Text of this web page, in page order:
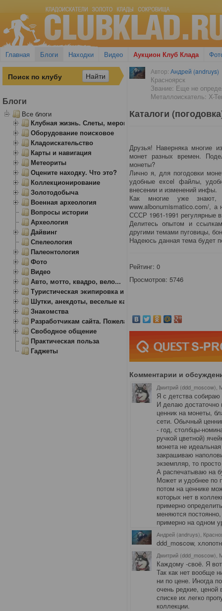
Главная Блоги Находки Видео Аукцион Клуб Клада
Автор: Андрей (andruys)
Красноярск
Звание: Еще не
Металлоискатель: X-
Каталоги
Друзья! Наверняка многие
монет разных времен.
монеты?
Лично я, для погодовки
удобные еxcel файлы,
внесении и изменений инфы.
Как многие уже
www.albonumismatico.com/,
СССР 1961-1991 регулярные
Делитесь опытом и
другими темами пуговицы,
Надеюсь данная тема будет
Рейтинг:0
Просмотров: 5746
Комментарии и
Дмитрий (ddd_moscow),
Я с детства собираю
И делаю достаточно
ценник на монеты,
сети. Обычный
- год, столбцы-
ручкой цветной)
монета не
закрашиваю
экземпляр, то
А распечатываю на
Может и удобнее по
потом на ценнике
которых нет в
примерно
меняются
примерно на одном
Андрей (andruys),
ddd_moscow,
Дмитрий (ddd_moscow),
Каждому -своё. Я
Так как нет вообще
ни по цене. Иногда
очень редкие, ценой
списке их легко
коллекции.
Блоги
Все блоги
Клубная жизнь. Слеты, мероприятия
Оборудование поисковое
Кладоискательство
Карты и навигация
Метеориты
Оцените находку. Что это?
Коллекционирование
Золотодобыча
Военная археология
Вопросы истории
Археология
Дайвинг
Спелеология
Палеонтология
Фото
Видео
Авто, мотто, квадро, вело...
Туристическая экипировка и снаряжение
Шутки, анекдоты, веселые картинки
Знакомства
Разработчикам сайта. Пожелания, замечания.
Свободное общение
Практическая польза
Гаджеты